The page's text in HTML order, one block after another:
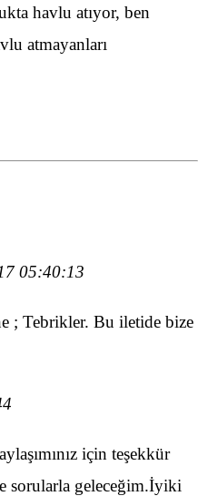
havlu atıyor, ben
atmayanları
05:40:13
; Tebrikler. Bu iletide bize
için teşekkür
sorularla geleceğim.İyiki